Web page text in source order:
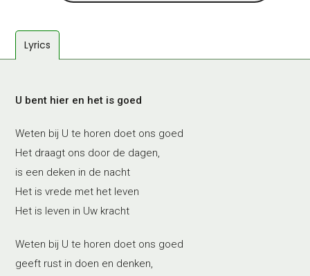
en
het
is
aantal
Lyrics
U bent hier en het is goed
Weten bij U te horen doet ons goed
Het draagt ons door de dagen,
is een deken in de nacht
Het is vrede met het leven
Het is leven in Uw kracht
Weten bij U te horen doet ons goed
geeft rust in doen en denken,